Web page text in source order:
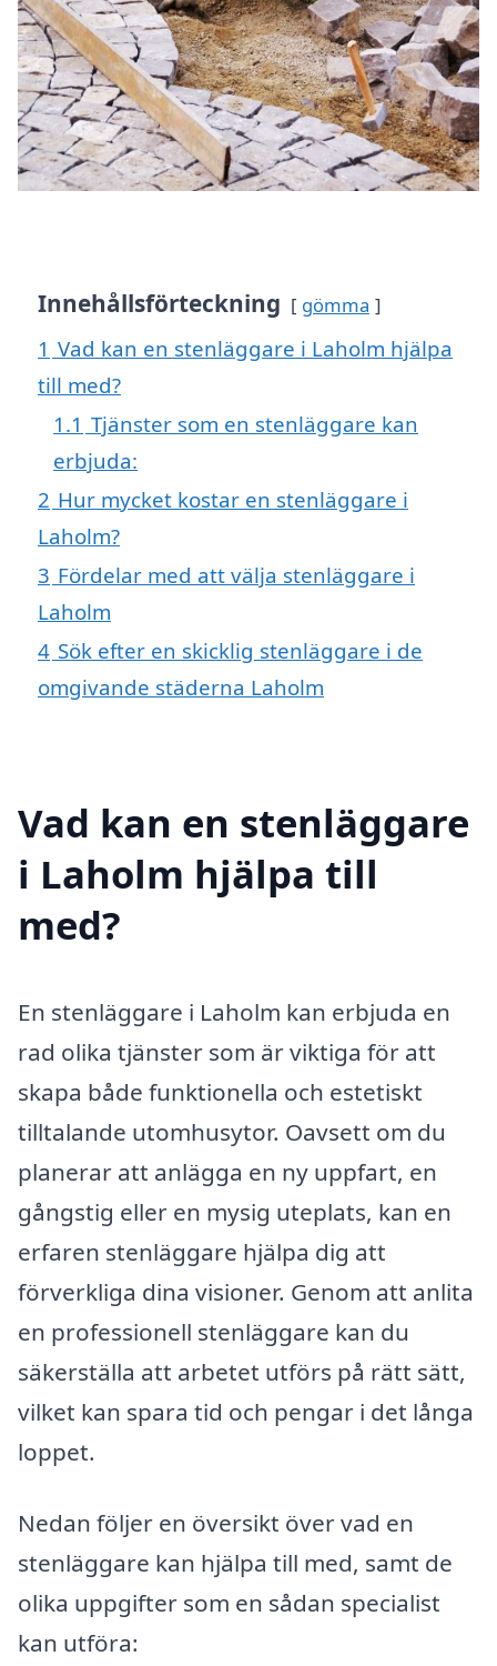
Innehållsförteckning gömma
1 Vad kan en stenläggare i Laholm hjälpa
till med?
1.1 Tjänster som en stenläggare kan
erbjuda:
2 Hur mycket kostar en stenläggare i
Laholm?
3 Fördelar med att välja stenläggare i
Laholm
4 Sök efter en skicklig stenläggare i de
omgivande städerna Laholm
Vad kan en stenläggare
i Laholm hjälpa till
med?
En stenläggare i Laholm kan erbjuda en
rad olika tjänster som är viktiga för att
skapa både funktionella och estetiskt
tilltalande utomhusytor. Oavsett om du
planerar att anlägga en ny uppfart, en
gångstig eller en mysig uteplats, kan en
erfaren stenläggare hjälpa dig att
förverkliga dina visioner. Genom att anlita
en professionell stenläggare kan du
säkerställa att arbetet utförs på rätt sätt,
vilket kan spara tid och pengar i det långa
loppet.
Nedan följer en översikt över vad en
stenläggare kan hjälpa till med, samt de
olika uppgifter som en sådan specialist
kan utföra: